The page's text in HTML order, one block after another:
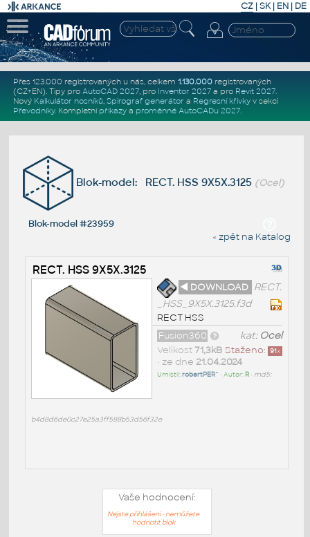
CZ | SK| EN | DE
Přes 123.000 registrovaných u nás, celkem 1.130.000registrovaných
(CZ+EN). Tipy pro AutoCAD 2027, pro Inventor 2027a pro Revit 2027.
Nový Kalkulátor nosníků, Spirograf generátor a Regresní křivkyv sekci
Převodníky. Kompletní příkazya proměnné AutoCADu 2027.
Blok-model: RECT. HSS 9X5X.3125 (Ocel)
Blok-model #23959
« zpět na Katalog
RECT. HSS 9X5X.3125
◄ DOWNLOAD RECT.
_HSS_9X5X.3125.f3d
RECT HSS
kat: Ocel
Fusion360
Staženo: 91x
Velikost 71,3kB
• ze dne 21.04.2024
Umístil:robertPER^ • Autor: R• md5:
b4d8d6de0c27e25a3ff588b53d56f32e
Vaše hodnocení:
Nejste přihlášeni - nemůžete
hodnotit blok